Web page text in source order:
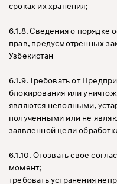
сроках их хранения;
6.1.8. Сведения о порядке
прав, предусмотренных
Узбекистан
6.1.9. Требовать от
блокирования или
являются неполными,
полученными или не
заявленной цели
6.1.10. Отозвать свое
момент;
требовать устранения